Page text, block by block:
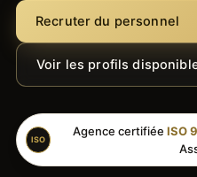
Recruter du personnel
Voir les profils
ISO
Agence certifiée ISO